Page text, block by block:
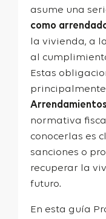
asume una
como
la vivienda, a
al
Estas
normativa
conocerlas es
sanciones o
recuperar la
futuro.
En esta guía